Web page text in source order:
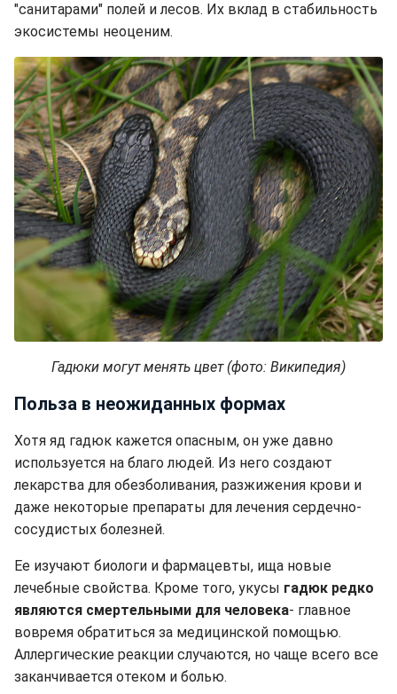
"санитарами" полей и лесов. Их вклад в стабильность
экосистемы неоценим.
Гадюки могут менять цвет (фото: Википедия)
Польза в неожиданных формах
Хотя яд гадюк кажется опасным, он уже давно
используется на благо людей. Из него создают
лекарства для обезболивания, разжижения крови и
даже некоторые препараты для лечения сердечно-
сосудистых болезней.
Ее изучают биологи и фармацевты, ища новые
лечебные свойства. Кроме того, укусы гадюк редко
являются смертельными для человека- главное
вовремя обратиться за медицинской помощью.
Аллергические реакции случаются, но чаще всего все
заканчивается отеком и болью.